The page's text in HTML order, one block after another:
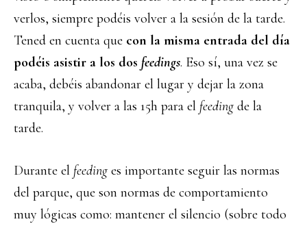
verlos, siempre podéis volver a la sesión de la tarde.
Tened en cuenta que con la misma entrada del día
podéis asistir a los dos feedings. Eso sí, una vez se
acaba, debéis abandonar el lugar y dejar la zona
tranquila, y volver a las 15h para el feeding de la
tarde.
Durante el feeding es importante seguir las normas
del parque, que son normas de comportamiento
muy lógicas como: mantener el silencio (sobre todo